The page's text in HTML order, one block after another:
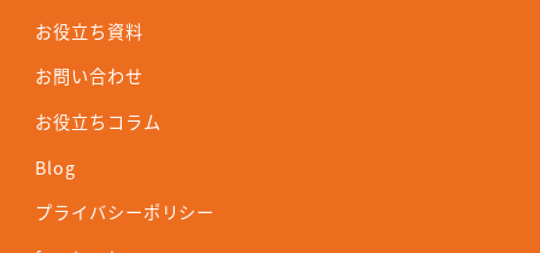
お役立ち資料
お問い合わせ
お役立ちコラム
Blog
プライバシーポリシー